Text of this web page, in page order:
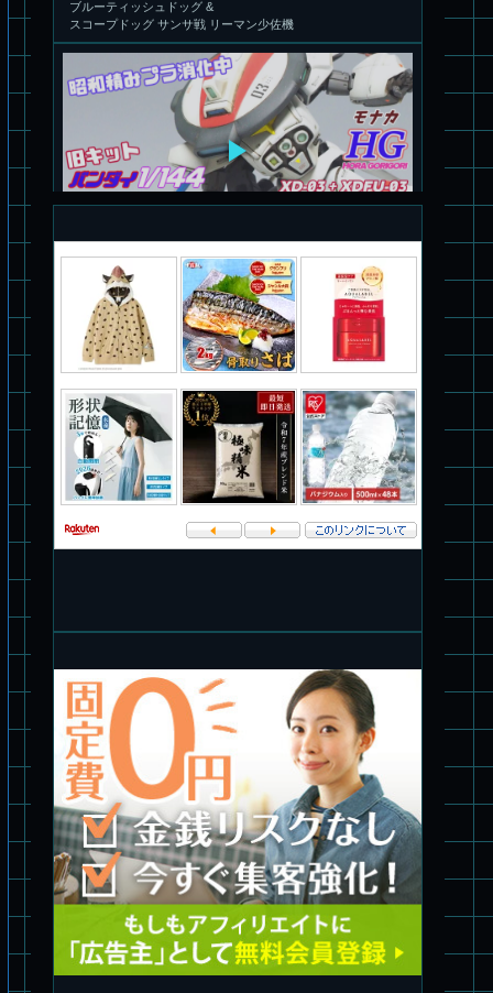
旧キット制作★バンダイ 1/144 ドラグナー3型
パチ組塗装★バンダイ HG バーグラリードッグ
パチ組塗装★PLAMAX 1/24 ストライクドッグ